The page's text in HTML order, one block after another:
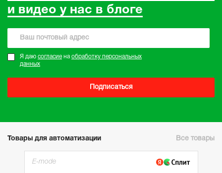
и видео у нас в блоге
Я даю согласие на обработку персональных
данных
Подписаться
Товары для автоматизации Все товары
E-mode